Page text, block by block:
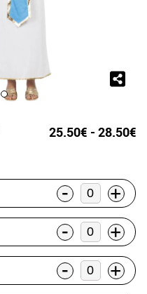
25.50€ - 28.50€
- +
- +
- +